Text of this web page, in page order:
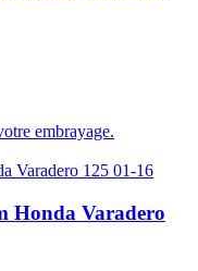
embrayage.
Honda Varadero